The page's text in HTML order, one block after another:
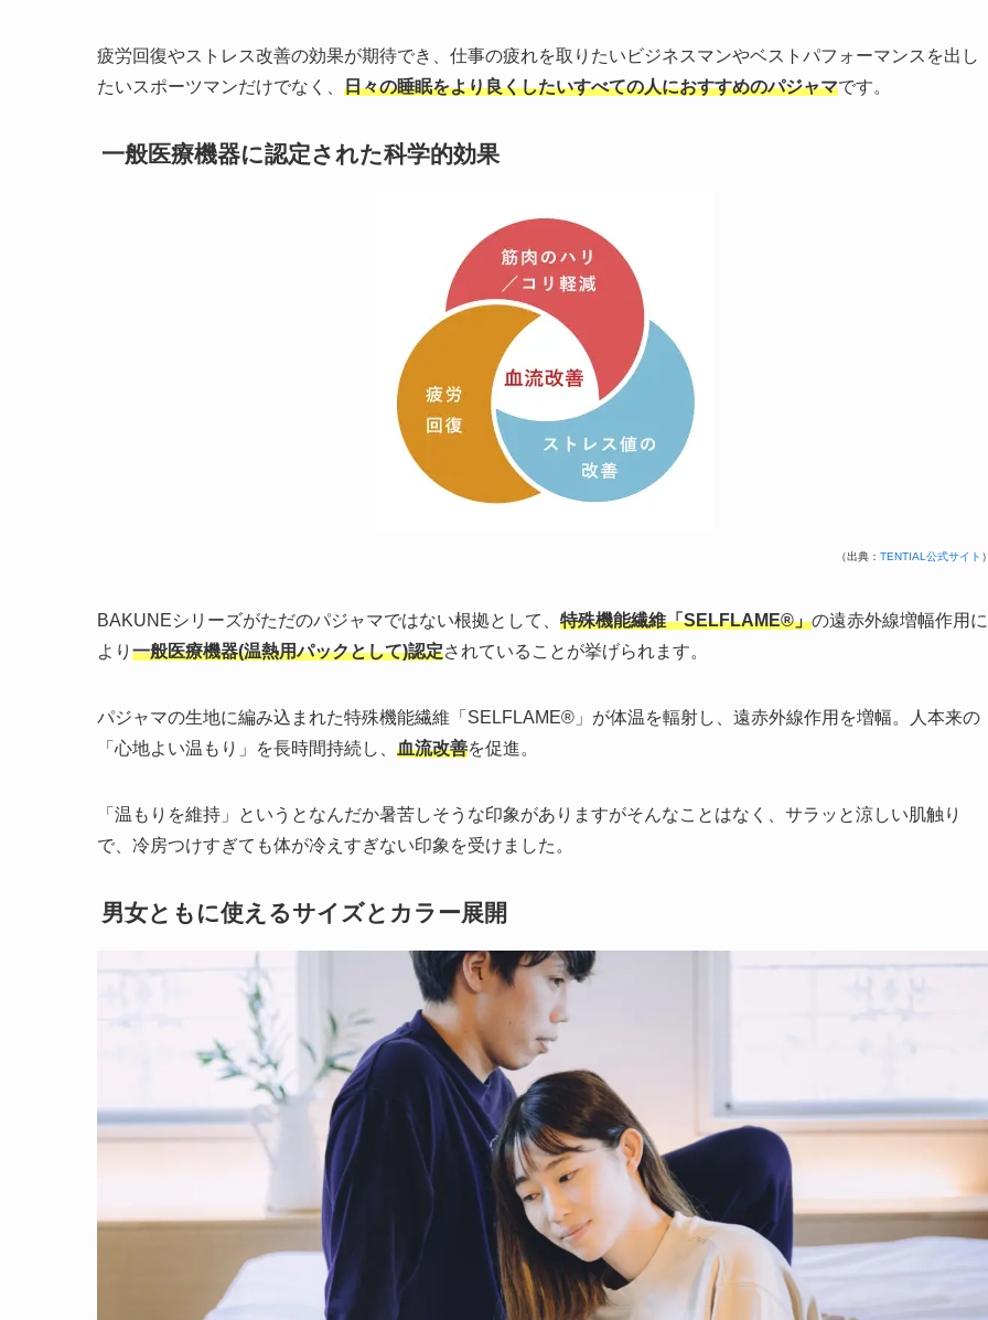
疲労回復やストレス改善の効果が期待でき、仕事の疲れを取りたいビジネスマンやベストパフォーマンスを出し
たいスポーツマンだけでなく、 日々の睡眠をより良くしたいすべての人におすすめのパジャマです。
一般医療機器に認定された科学的効果
（出典： TENTIAL公式サイト
BAKUNEシリーズがただのパジャマではない根拠として、 特殊機能繊維「SELFLAME®️」の遠赤外線増幅作用に
より 一般医療機器(温熱用パックとして)認定されていることが挙げられます。
パジャマの生地に編み込まれた特殊機能繊維「SELFLAME®️」が体温を輻射し、遠赤外線作用を増幅。人本来の
「心地よい温もり」を長時間持続し、 血流改善を促進。
「温もりを維持」というとなんだか暑苦しそうな印象がありますがそんなことはなく、サラッと涼しい肌触り
で、冷房つけすぎても体が冷えすぎない印象を受けました。
男女ともに使えるサイズとカラー展開